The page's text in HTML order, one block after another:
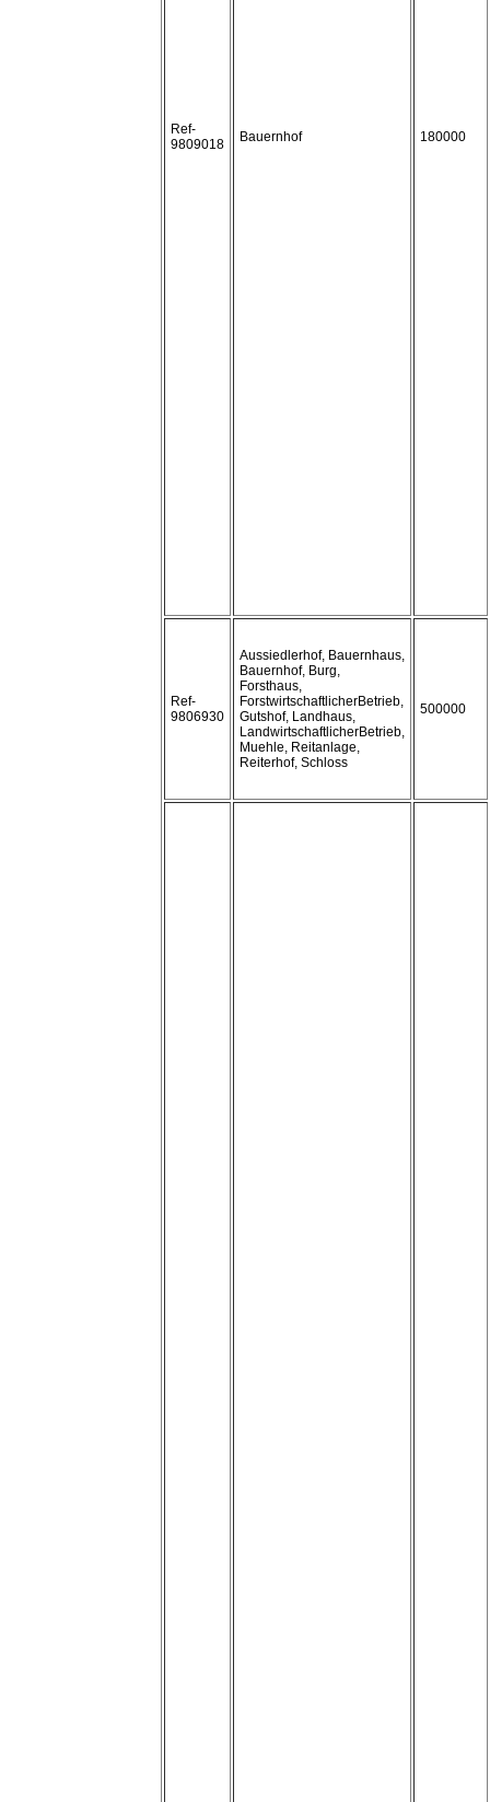
Ref-
9809018
Bauernhof 180000
Ref-
9806930
Aussiedlerhof, Bauernhaus,
Bauernhof, Burg,
Forsthaus,
ForstwirtschaftlicherBetrieb,
Gutshof, Landhaus,
LandwirtschaftlicherBetrieb,
Muehle, Reitanlage,
Reiterhof, Schloss
500000